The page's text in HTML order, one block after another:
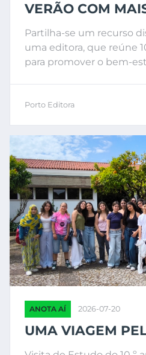
VERÃO COM
Partilha-se um recurso
uma editora, que reúne
para promover o bem-
Porto Editora
ANOTA AÍ 2026-07-20
UMA VIAGEM